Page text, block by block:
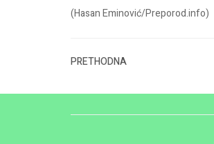
(Hasan Eminović/Preporod.info)
PRETHODNA